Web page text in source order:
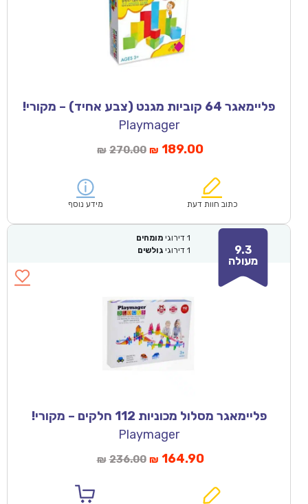
פליימאגר 64 קוביות מגנט (צבע אחיד) – מקורי!
Playmager
₪ 270.00 ₪ 189.00
כתוב חוות דעת מידע נוסף
9.3
מעולה
דירוגימומחים
דירוגיגולשים
פליימאגר מסלול מכוניות 112 חלקים – מקורי!
Playmager
₪ 236.00 ₪ 164.90